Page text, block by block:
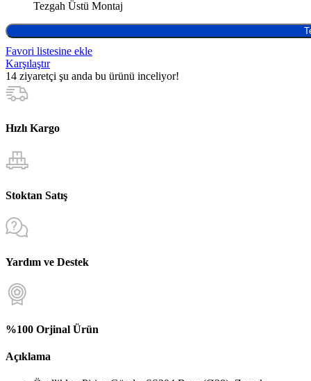
Tezgah Üstü Montaj
Favori listesine ekle
Karşılaştır
14 ziyaretçi şu anda bu ürünü inceliyor!
Hızlı Kargo
Stoktan Satış
Yardım ve Destek
%100 Orjinal Ürün
Açıklama